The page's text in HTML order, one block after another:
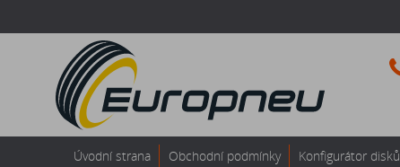
Úvodní strana Obchodní podmínky Konfigurátor disků